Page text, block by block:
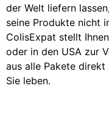
der Welt liefern
seine Produkte nicht
ColisExpat stellt
oder in den USA zur
aus alle Pakete direkt
Sie leben.